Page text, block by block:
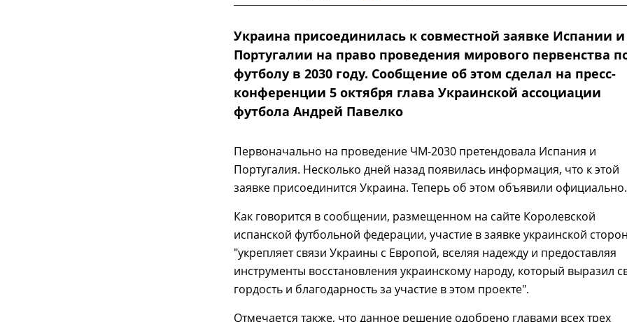
Украина присоединилась к совместной заявке Испании и
Португалии на право проведения мирового первенства
футболу в 2030 году. Сообщение об этом сделал на пресс-
конференции 5 октября глава Украинской ассоциации
футбола Андрей Павелко
Первоначально на проведение ЧМ-2030 претендовала Испания и
Португалия. Несколько дней назад появилась информация, что к этой
заявке присоединится Украина. Теперь об этом объявили официально.
Как говорится в сообщении, размещенном на сайте Королевской
испанской футбольной федерации, участие в заявке украинской
"укрепляет связи Украины с Европой, вселяя надежду и предоставляя
инструменты восстановления украинскому народу, который выразил
гордость и благодарность за участие в этом проекте".
Отмечается также, что данное решение одобрено главами всех трех